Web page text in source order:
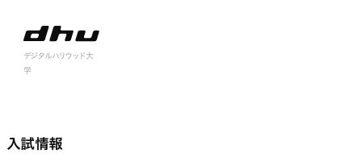
デジタルハリウッド大
学
open
入試情報